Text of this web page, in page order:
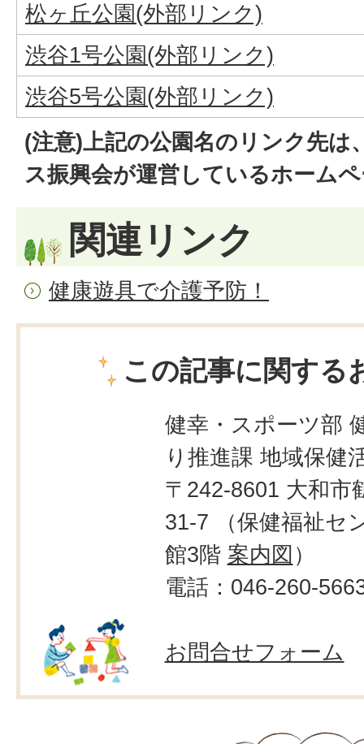
松ヶ丘公園(外部リンク)
渋谷1号公園(外部リンク)
渋谷5号公園(外部リンク)
(注意)上記の公園名のリンク先は
ス振興会が運営しているホーム
関連リンク
健康遊具で介護予防！
この記事に関する
健幸・スポーツ部
り推進課 地域保健
〒242-8601 大和市
31-7 （保健福祉セ
館3階 案内図 ）
電話：046-260-
お問合せフォーム